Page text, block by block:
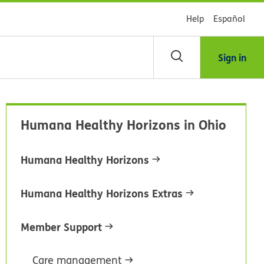
Help Español
Sign in
Humana Healthy Horizons in Ohio
Humana Healthy Horizons
Humana Healthy Horizons Extras
Member Support
Care management